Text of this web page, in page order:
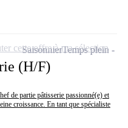
(H/F)
de partie pâtisserie passionné(e) et
croissance. En tant que spécialiste
SaisonnierTemps plein
cette offre à ma sélection